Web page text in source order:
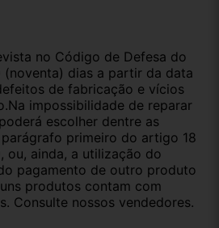
no Código de Defesa do
(noventa) dias a partir da data
de fabricação e vícios
impossibilidade de reparar
escolher dentre as
primeiro do artigo 18
ou, ainda, a utilização do
pagamento de outro produto
produtos contam com
Consulte nossos vendedores.